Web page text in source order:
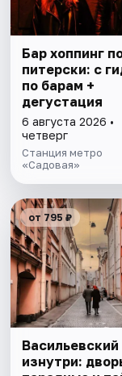
Бар хоппинг
питерски: с
по барам +
дегустация
6 августа 2026 •
четверг
Станция метро
«Садовая»
от 795 ₽
Васильевский
изнутри: